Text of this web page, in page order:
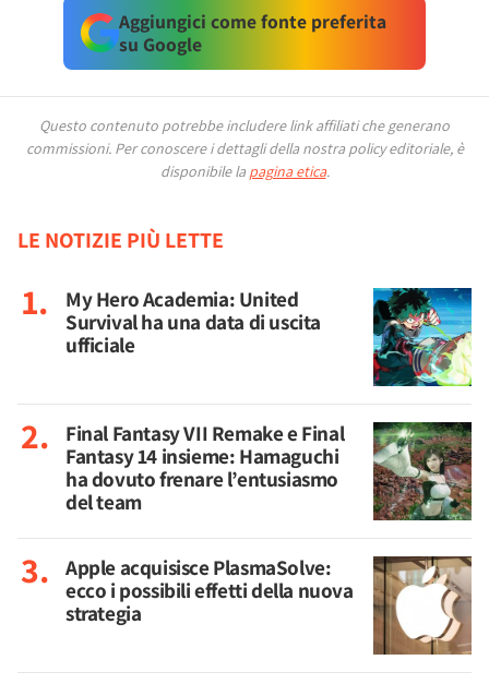
Aggiungici come fonte preferita
su Google
Questo contenuto potrebbe includere link affiliati che generano
commissioni. Per conoscere i dettagli della nostra policy editoriale, è
disponibile la pagina etica.
LE NOTIZIE PIÙ LETTE
My Hero Academia: United
Survival ha una data di uscita
ufficiale
Final Fantasy VII Remake e Final
Fantasy 14 insieme: Hamaguchi
ha dovuto frenare l’entusiasmo
del team
Apple acquisisce PlasmaSolve:
ecco i possibili effetti della nuova
strategia